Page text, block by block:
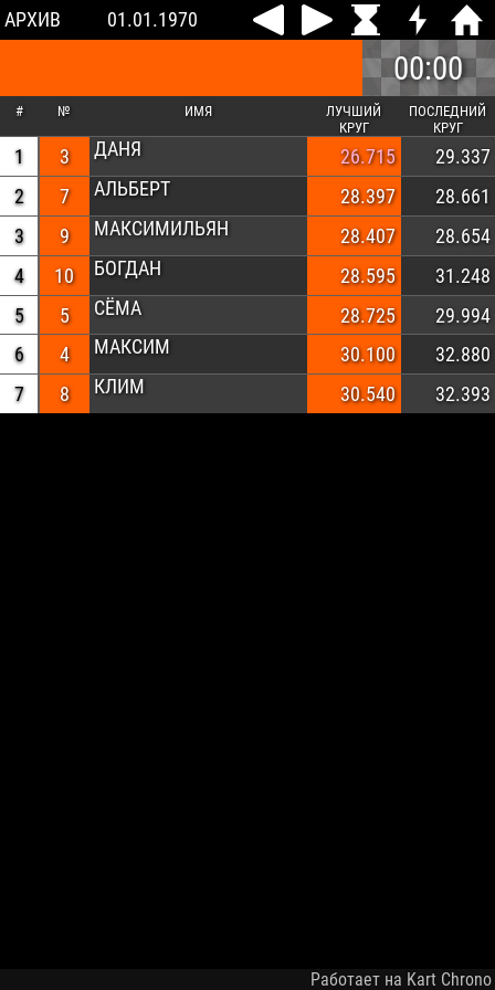
АРХИВ 01.01.1970
00:00
# № ИМЯ
ЛУЧШИЙ
КРУГ
ПОСЛЕДНИЙ
КРУГ
1 3 ДАНЯ 26.715
29.337
2
7 АЛЬБЕРТ 28.397
28.661
3
9 МАКСИМИЛЬЯН 28.407
28.654
4
10 БОГДАН 28.595
31.248
5
5 СЁМА 28.725
29.994
6
4 МАКСИМ 30.100
32.880
7
8 КЛИМ 30.540 32.393
Работает на Kart Chrono